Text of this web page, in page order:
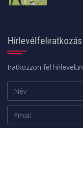
Hírlevélfeliratkozás
Iratkozzon fel